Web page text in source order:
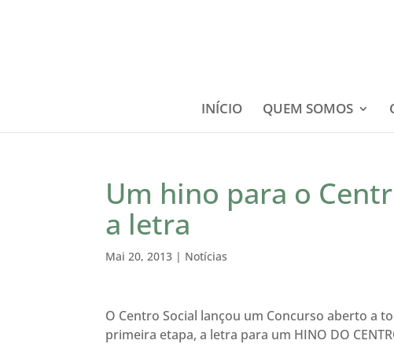
INÍCIO QUEM SOMOS
Um hino para o
a letra
Mai 20, 2013 | Notícias
O Centro Social lançou um Concurso aberto a
primeira etapa, a letra para um HINO DO